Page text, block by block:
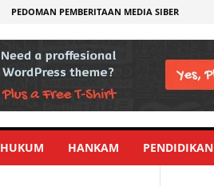
PEDOMAN PEMBERITAAN MEDIA SIBER
HUKUM HANKAM PENDIDIKAN